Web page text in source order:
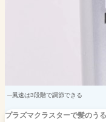
風速は3段階で調節できる
プラズマクラスターで髪のう